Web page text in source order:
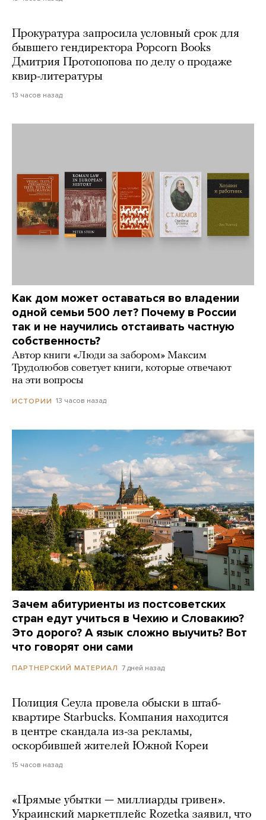
Прокуратура запросила условный срок для
бывшего гендиректора Popcorn Books
Дмитрия Протопопова по делу о продаже
квир-литературы
13 часов назад
Как дом может оставаться во владении
одной семьи 500 лет? Почему в России
так и не научились отстаивать частную
собственность?
Автор книги «Люди за забором» Максим
Трудолюбов советует книги, которые отвечают
на эти вопросы
ИСТОРИИ 13 часов назад
Зачем абитуриенты из постсоветских
стран едут учиться в Чехию и Словакию?
Это дорого? А язык сложно выучить? Вот
что говорят они сами
ПАРТНЕРСКИЙ МАТЕРИАЛ 7 дней назад
Полиция Сеула провела обыски в штаб-
квартире Starbucks. Компания находится
в центре скандала из-за рекламы,
оскорбившей жителей Южной Кореи
15 часов назад
«Прямые убытки — миллиарды гривен».
Украинский маркетплейс Rozetka заявил, что